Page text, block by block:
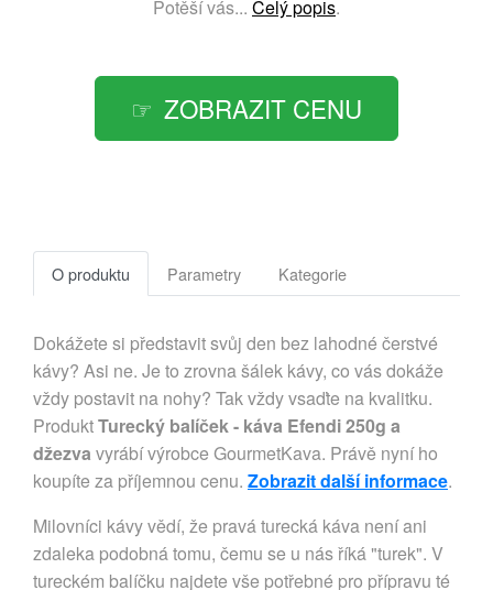
Potěší vás... Celý popis.
ZOBRAZIT CENU
O produktu Parametry Kategorie
Dokážete si představit svůj den bez lahodné čerstvé
kávy? Asi ne. Je to zrovna šálek kávy, co vás dokáže
vždy postavit na nohy? Tak vždy vsaďte na kvalitku.
ProduktTurecký balíček - káva Efendi 250g a
džezva vyrábí výrobce GourmetKava. Právě nyní ho
koupíte za příjemnou cenu. Zobrazit další informace.
Milovníci kávy vědí, že pravá turecká káva není ani
zdaleka podobná tomu, čemu se u nás říká "turek". V
tureckém balíčku najdete vše potřebné pro přípravu té